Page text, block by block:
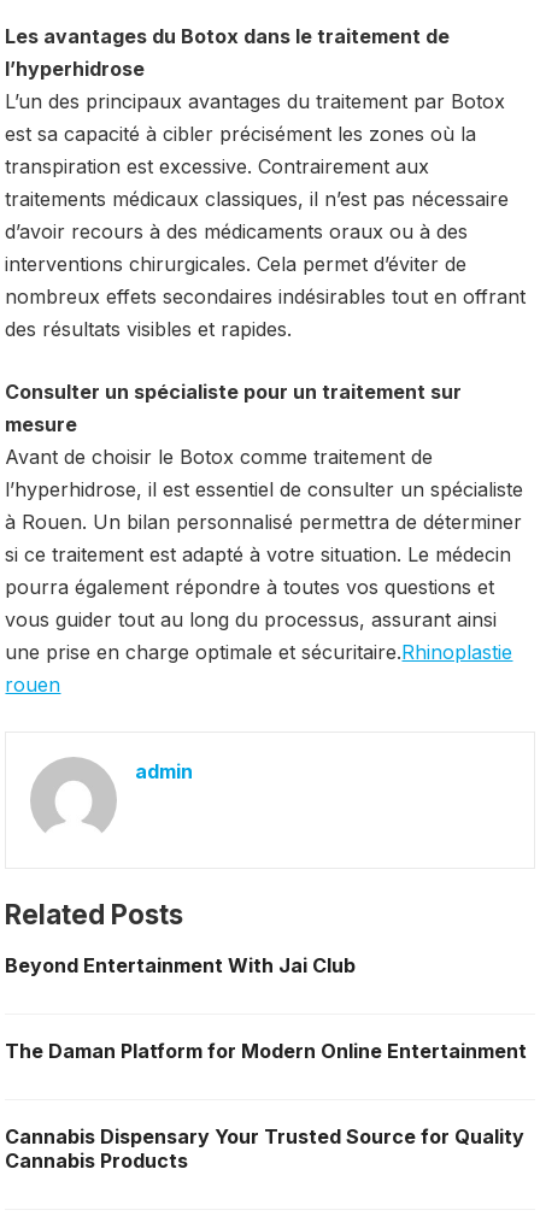
Les avantages du Botox dans le traitement de
l’hyperhidrose
L’un des principaux avantages du traitement par Botox
est sa capacité à cibler précisément les zones où la
transpiration est excessive. Contrairement aux
traitements médicaux classiques, il n’est pas nécessaire
d’avoir recours à des médicaments oraux ou à des
interventions chirurgicales. Cela permet d’éviter de
nombreux effets secondaires indésirables tout en offrant
des résultats visibles et rapides.
Consulter un spécialiste pour un traitement sur
mesure
Avant de choisir le Botox comme traitement de
l’hyperhidrose, il est essentiel de consulter un spécialiste
à Rouen. Un bilan personnalisé permettra de déterminer
si ce traitement est adapté à votre situation. Le médecin
pourra également répondre à toutes vos questions et
vous guider tout au long du processus, assurant ainsi
une prise en charge optimale et sécuritaire.Rhinoplastie
rouen
admin
Related Posts
Beyond Entertainment With Jai Club
The Daman Platform for Modern Online Entertainment
Cannabis Dispensary Your Trusted Source for Quality
Cannabis Products